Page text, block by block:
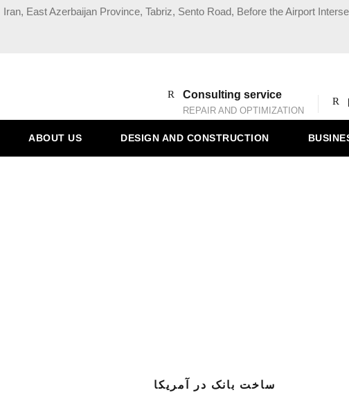
Iran, East Azerbaijan Province, Tabriz, Sento Road, Before the Airport
Consulting service
REPAIR AND OPTIMIZATION
ABOUT US DESIGN AND CONSTRUCTION
ساخت بانک در آمریکا